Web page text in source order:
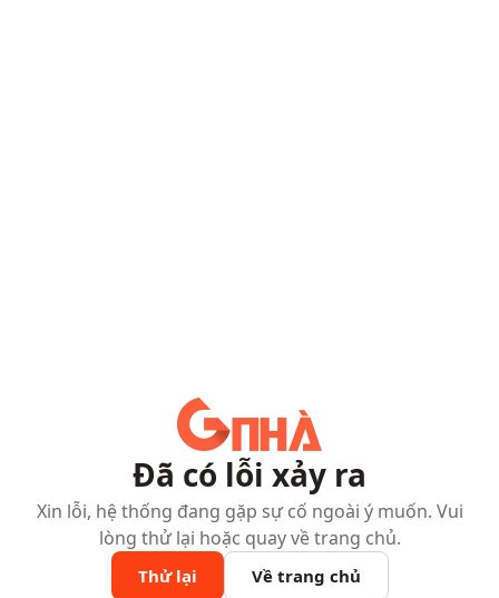
Đã có lỗi xảy ra
Xin lỗi, hệ thống đang gặp sự cố ngoài ý muốn. Vui
lòng thử lại hoặc quay về trang chủ.
Thử lại Về trang chủ